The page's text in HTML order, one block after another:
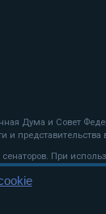
Дума и Совет
представительства
При